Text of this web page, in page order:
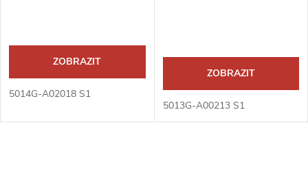
ZOBRAZIT
5014G-A02018 S1
ZOBRAZIT
5013G-A00213 S1